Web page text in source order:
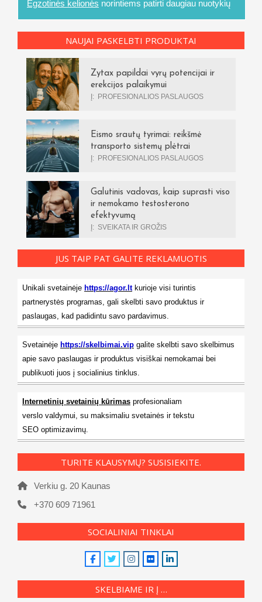
Egzotinės kelionės norintiems patirti daugiau nuotykių
NAUJAI PASKELBTI PRODUKTAI
Zytax papildai vyrų potencijai ir
erekcijos palaikymui
Į: PROFESIONALIOS PASLAUGOS
Eismo srautų tyrimai: reikšmė
transporto sistemų plėtrai
Į: PROFESIONALIOS PASLAUGOS
Galutinis vadovas, kaip suprasti viso
ir nemokamo testosterono
efektyvumą
Į: SVEIKATA IR GROŽIS
JUS TAIP PAT GALITE REKLAMUOTIS
Unikali svetainėje https://agor.ltkurioje visi turintis
partnerystės programas, gali skelbti savo produktus ir
paslaugas, kad padidintu savo pardavimus.
Svetainėje https://skelbimai.vip galite skelbti savo skelbimus
apie savo paslaugas ir produktus visiškai nemokamai bei
publikuoti juos į socialinius tinklus.
Internetinių svetainių kūrimas profesionaliam
verslo valdymui, su maksimaliu svetainės ir tekstu
SEO optimizavimų.
TURITE KLAUSYMŲ? SUSISIEKITE.
Verkiu g. 20 Kaunas
+370 609 71961
SOCIALINIAI TINKLAI
SKELBIAME IR Į …